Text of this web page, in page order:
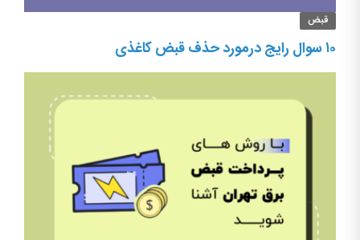
قبض
۱۰ سوال رایج درمورد حذف قبض کاغذی